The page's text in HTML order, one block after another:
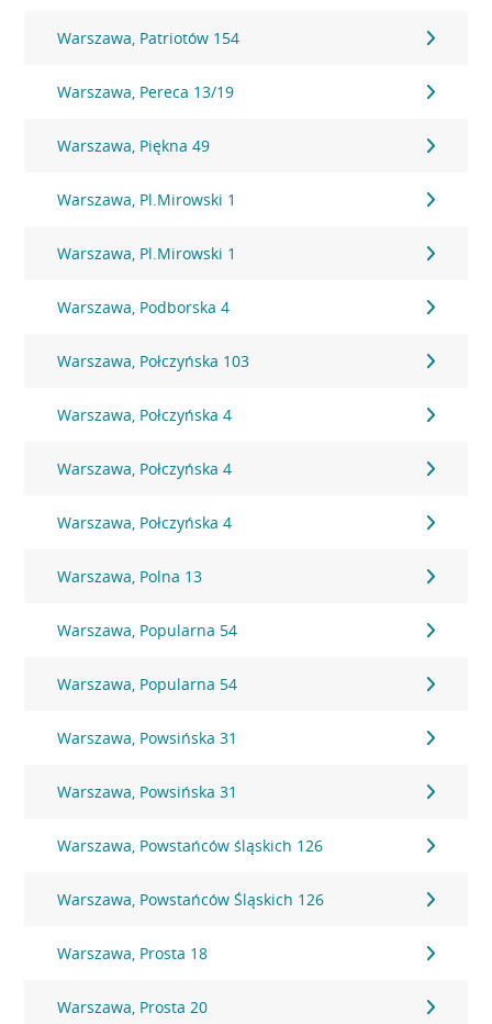
Warszawa, Patriotów 154
Warszawa, Pereca 13/19
Warszawa, Piękna 49
Warszawa, Pl.Mirowski 1
Warszawa, Pl.Mirowski 1
Warszawa, Podborska 4
Warszawa, Połczyńska 103
Warszawa, Połczyńska 4
Warszawa, Połczyńska 4
Warszawa, Połczyńska 4
Warszawa, Polna 13
Warszawa, Popularna 54
Warszawa, Popularna 54
Warszawa, Powsińska 31
Warszawa, Powsińska 31
Warszawa, Powstańców śląskich 126
Warszawa, Powstańców Śląskich 126
Warszawa, Prosta 18
Warszawa, Prosta 20